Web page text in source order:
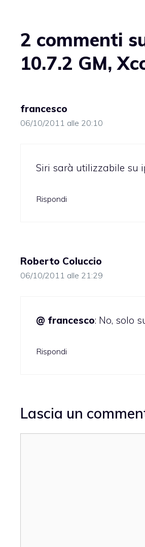
2 commenti
10.7.2 GM,
francesco
06/10/2011 alle 20:10
Siri sarà utilizzabile su
Rispondi
Roberto Coluccio
06/10/2011 alle 21:29
@ francesco: No, solo
Rispondi
Lascia un